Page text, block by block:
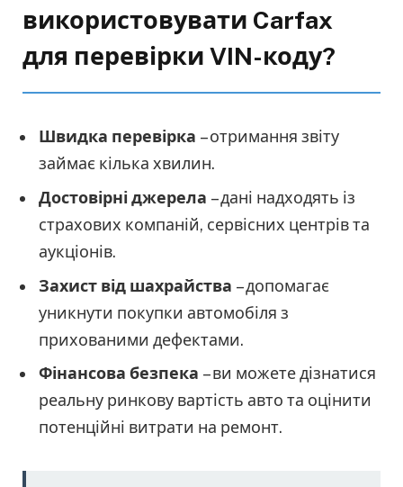
використовувати Carfax
для перевірки VIN-коду?
Швидка перевірка – отримання звіту
займає кілька хвилин.
Достовірні джерела – дані надходять із
страхових компаній, сервісних центрів та
аукціонів.
Захист від шахрайства – допомагає
уникнути покупки автомобіля з
прихованими дефектами.
Фінансова безпека – ви можете дізнатися
реальну ринкову вартість авто та оцінити
потенційні витрати на ремонт.